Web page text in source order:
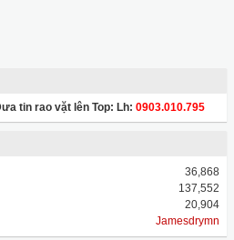
tin rao vặt lên Top: Lh: 0903.010.795
36,868
137,552
20,904
Jamesdrymn